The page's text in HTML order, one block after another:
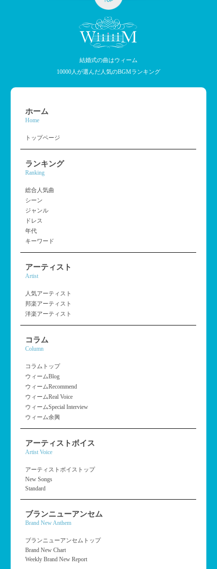
結婚式の曲はウィーム
10000人が選んだ人気のBGMランキング
ホーム
Home
トップページ
ランキング
Ranking
総合人気曲
シーン
ジャンル
ドレス
年代
キーワード
アーティスト
Artist
人気アーティスト
邦楽アーティスト
洋楽アーティスト
コラム
Column
コラムトップ
ウィームBlog
ウィームRecommend
ウィームReal Voice
ウィームSpecial Interview
ウィーム余興
アーティストボイス
Artist Voice
アーティストボイストップ
New Songs
Standard
ブランニューアンセム
Brand New Anthem
ブランニューアンセムトップ
Brand New Chart
Weekly Brand New Report